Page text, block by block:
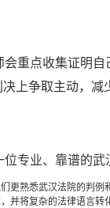
重点收集证明
上争取主动，减
专业、靠谱的武
更熟悉武汉法院的判例
并将复杂的法律语言转